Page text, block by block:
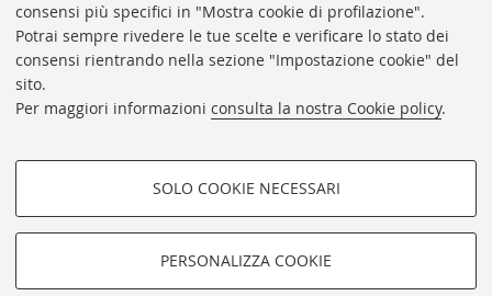
consensi più specifici in "Mostra cookie di profilazione".
Potrai sempre rivedere le tue scelte e verificare lo stato dei
consensi rientrando nella sezione "Impostazione cookie" del
sito.
Per maggiori informazioni consulta la nostra Cookie policy.
COOKIE DI PROFILAZIONE -
FACOLTATIVI
SOLO COOKIE NECESSARI
PERSONALIZZA COOKIE
bub.biblioteca@pec.unibo.it
Dove siamo
Orario dei servizi
Helpdesk
Rubrica di Ateneo
Privacy e note legali